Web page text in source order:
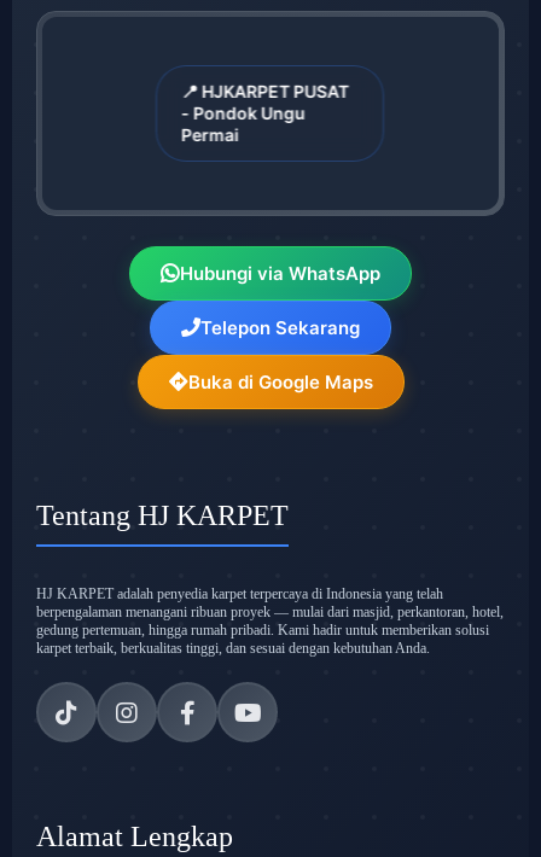
📍 HJKARPET PUSAT
- Pondok Ungu
Permai
Hubungi via WhatsApp
Telepon Sekarang
Buka di Google Maps
Tentang HJ KARPET
HJ KARPET adalah penyedia karpet terpercaya di Indonesia yang telah
berpengalaman menangani ribuan proyek — mulai dari masjid, perkantoran, hotel,
gedung pertemuan, hingga rumah pribadi. Kami hadir untuk memberikan solusi
karpet terbaik, berkualitas tinggi, dan sesuai dengan kebutuhan Anda.
Alamat Lengkap